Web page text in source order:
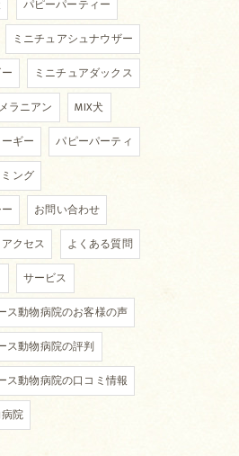
パピーパーティー
ミニチュアシュナウザー
ミニチュアダックス
ラニアン
MIX犬
ギー
パピーパーティ
ミング
お問い合わせ
アクセス
よくある質問
サービス
ス動物病院のお客様の声
ス動物病院の評判
ス動物病院の口コミ情報
院